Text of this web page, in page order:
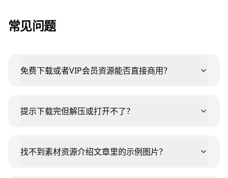
常见问题
免费下载或者VIP会员资源能否直接商用？
提示下载完但解压或打开不了？
找不到素材资源介绍文章里的示例图片？